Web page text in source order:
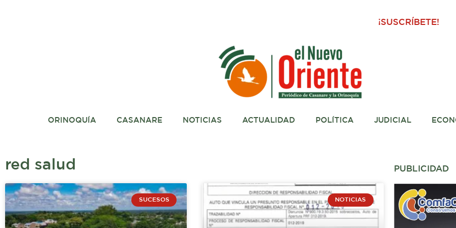
¡SUSCRÍBETE!
ORINOQUÍA CASANARE NOTICIAS ACTUALIDAD POLÍTICA JUDICIAL
red salud
SUCESOS NOTICIAS
PáginaPáginaPágina
Página
PUBLICIDAD